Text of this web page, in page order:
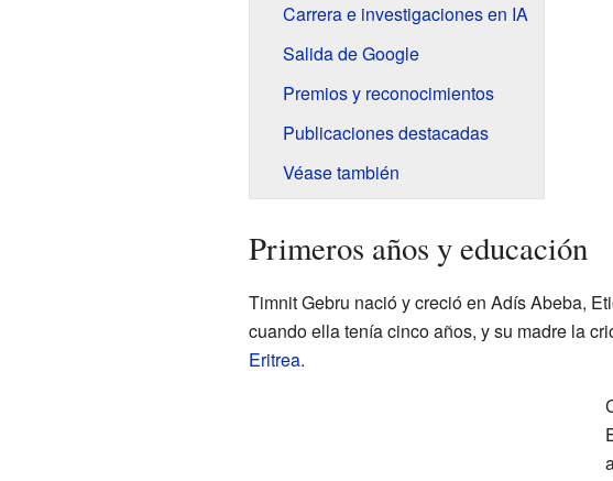
Carrera e investigaciones en IA
Salida de Google
Premios y reconocimientos
Publicaciones destacadas
Véase también
Primeros años y educación
Timnit Gebru nació y creció en Adís Abeba,
cuando ella tenía cinco años, y su madre la
Eritrea.